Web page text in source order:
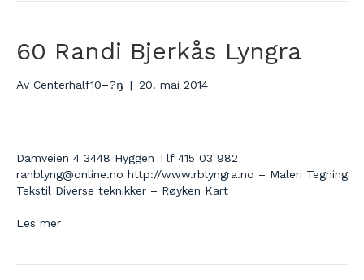
60 Randi Bjerkås Lyngra
Av Centerhalf10–?ŋ | 20. mai 2014
Damveien 4 3448 Hyggen Tlf 415 03 982
ranblyng@online.no http://www.rblyngra.no – Maleri Tegning
Tekstil Diverse teknikker – Røyken Kart
Les mer